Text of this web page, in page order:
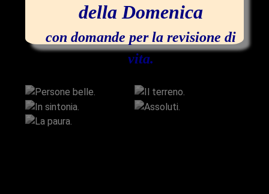
della Domenica
con domande per la revisione di
vita.
In sintonia.
Assoluti.
La paura.